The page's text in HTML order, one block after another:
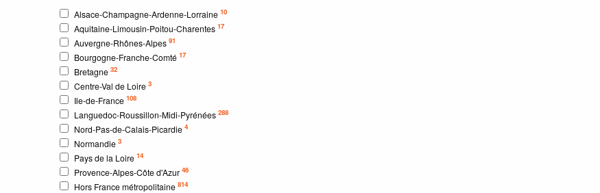
Alsace-Champagne-Ardenne-Lorraine 10
Aquitaine-Limousin-Poitou-Charentes 17
Auvergne-Rhônes-Alpes 91
Bourgogne-Franche-Comté 17
Bretagne 32
Centre-Val de Loire 3
Ile-de-France 108
Languedoc-Roussillon-Midi-Pyrénées 288
Nord-Pas-de-Calais-Picardie 4
Normandie 3
Pays de la Loire 14
Provence-Alpes-Côte d'Azur 46
Hors France métropolitaine 814